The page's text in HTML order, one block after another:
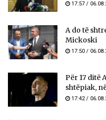
17:57 /
A do të
Mickoski
17:50 /
Për 17 ditë
shtëpiak,
17:42 /